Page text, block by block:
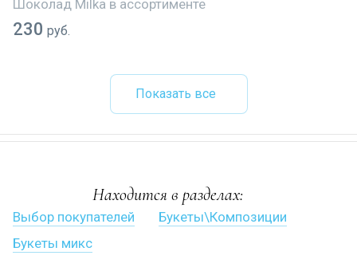
Шоколад Milka в ассортименте
230 руб.
Показать все
Находится в разделах:
Выбор покупателей
Букеты\Композиции
Букеты микс